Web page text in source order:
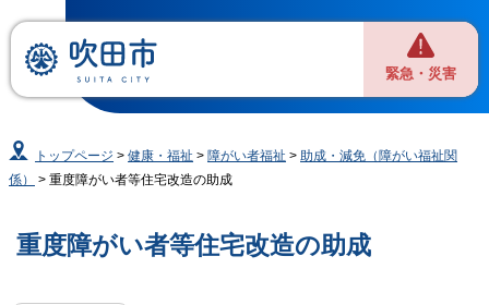
緊急・災害
トップページ >健康・福祉 > 障がい者福祉 >助成・減免（障がい福祉関
係）
> 重度障がい者等住宅改造の助成
重度障がい者等住宅改造の助成